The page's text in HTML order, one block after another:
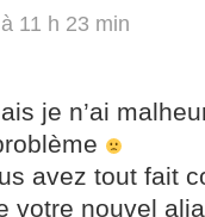
11 h 23 min
je n’ai
avez tout fait
votre nouvel